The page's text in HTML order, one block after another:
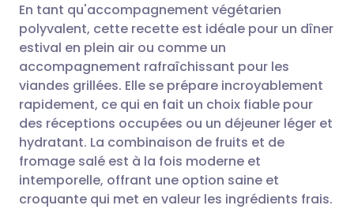
Copier le lien
En tant qu'accompagnement végétarien
polyvalent, cette recette est idéale pour un dîner
estival en plein air ou comme un
accompagnement rafraîchissant pour les
viandes grillées. Elle se prépare incroyablement
rapidement, ce qui en fait un choix fiable pour
des réceptions occupées ou un déjeuner léger et
hydratant. La combinaison de fruits et de
fromage salé est à la fois moderne et
intemporelle, offrant une option saine et
croquante qui met en valeur les ingrédients frais.